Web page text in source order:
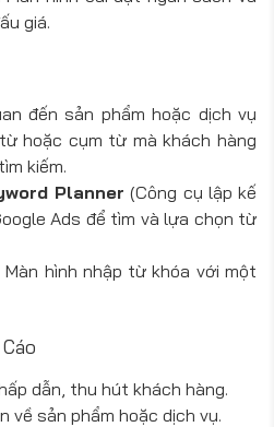
giá.
đến sản phẩm hoặc dịch vụ
hoặc cụm từ mà khách hàng
kiếm.
Planner (Công cụ lập kế
Ads để tìm và lựa chọn từ
Màn hình nhập từ khóa với một
dẫn, thu hút khách hàng.
về sản phẩm hoặc dịch vụ.